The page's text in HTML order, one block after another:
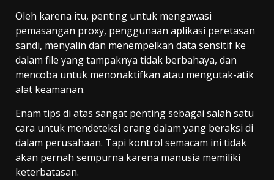
Oleh karena itu, penting untuk mengawasi
pemasangan proxy, penggunaan aplikasi peretasan
sandi, menyalin dan menempelkan data sensitif ke
dalam file yang tampaknya tidak berbahaya, dan
mencoba untuk menonaktifkan atau mengutak-atik
alat keamanan.
Enam tips di atas sangat penting sebagai salah satu
cara untuk mendeteksi orang dalam yang beraksi di
dalam perusahaan. Tapi kontrol semacam ini tidak
akan pernah sempurna karena manusia memiliki
keterbatasan.